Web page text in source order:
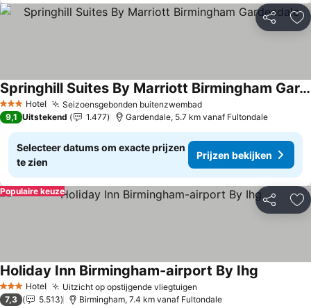
Delen
3 SterrenHotel Seizoensgebonden buitenzwembad
Springhill Suites By Marriott Birmingham Gardendale
9,1 Uitstekend 1.477 Gardendale, 5.7 km vanaf Fultondale
Selecteer datums om exacte prijzen
te zien
Prijzen bekijken
Delen
Populaire keuze
3 SterrenHotel Uitzicht op opstijgende vliegtuigen
Holiday Inn Birmingham-airport By Ihg
7,3 5.513 Birmingham, 7.4 km vanaf Fultondale